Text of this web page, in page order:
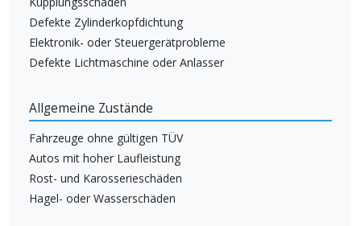
Defekte Zylinderkopfdichtung
Elektronik- oder Steuergerätprobleme
Defekte Lichtmaschine oder Anlasser
Allgemeine Zustände
Fahrzeuge ohne gültigen TÜV
Autos mit hoher Laufleistung
Rost- und Karosserieschäden
Hagel- oder Wasserschäden